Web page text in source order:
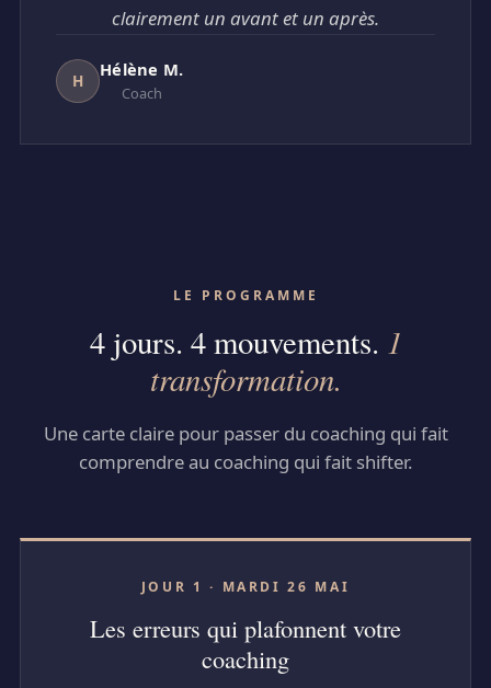
clairement un avant et un après.
H
Hélène M.
Coach
LE PROGRAMME
4 jours. 4 mouvements. 1
transformation.
Une carte claire pour passer du coaching qui fait
comprendre au coaching qui fait shifter.
JOUR 1 · MARDI 26 MAI
Les erreurs qui plafonnent votre
coaching